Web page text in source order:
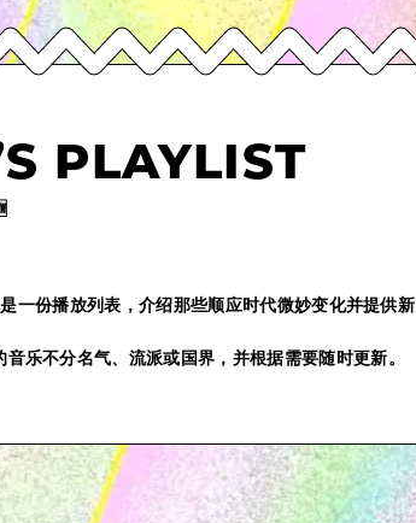
PLAYLIST
一份播放列表，介绍那些顺应时代微妙变化并提供新
乐不分名气、流派或国界，并根据需要随时更新。